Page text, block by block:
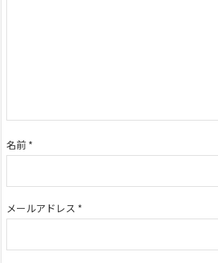
名前 *
メールアドレス *